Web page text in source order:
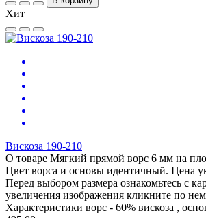
Хит
Вискоза 190-210
О товаре Мягкий прямой ворс 6 мм на
Цвет ворса и основы идентичный. Цена
Перед выбором размера ознакомьтесь с
увеличения изображения кликните по
Характеристики ворс - 60% вискоза ,